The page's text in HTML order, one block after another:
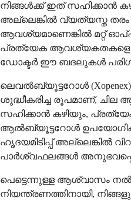
നിങ്ങൾക്ക് ഇത് സഹിക്കാൻ
അല്ലെങ്കിൽ വ്യത്യസ്ത
ആവശ്യമാണെങ്കിൽ മറ്റ്
പ്രത്യേക ആവശ്യകതകളെ
ഡോക്ടർ ഈ ബദലുകൾ
ലെവൽബ്യൂട്ടറോൾ
ശുദ്ധീകരിച്ച രൂപമാണ്, ചില
സഹിക്കാൻ കഴിയും,
ആൽബ്യൂട്ടറോൾ
ഹൃദയമിടിപ്പ് അല്ലെങ്കിൽ
പാർശ്വഫലങ്ങൾ
പെട്ടെന്നുള്ള ആശ്വാസം
നിയന്ത്രണത്തിനായി,